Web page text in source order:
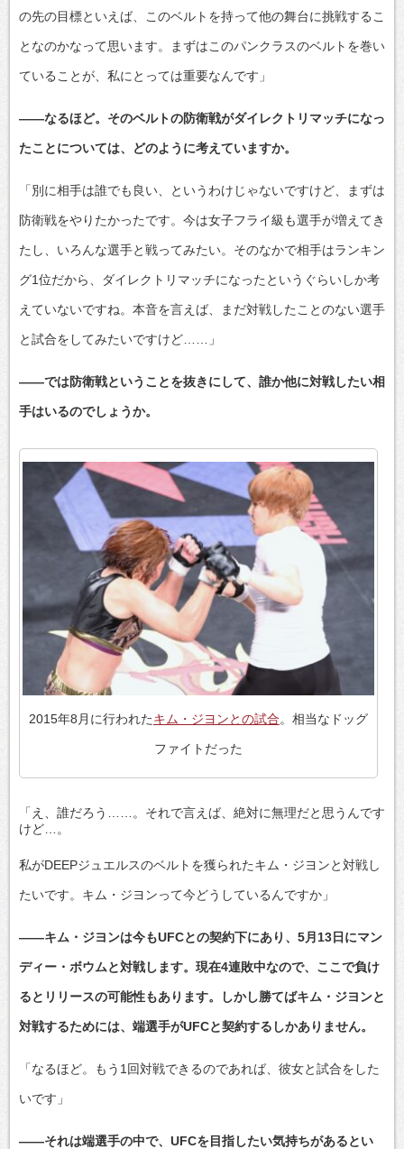
の先の目標といえば、このベルトを持って他の舞台に挑戦するこ
となのかなって思います。まずはこのパンクラスのベルトを巻い
ていることが、私にとっては重要なんです」
――なるほど。そのベルトの防衛戦がダイレクトリマッチになっ
たことについては、どのように考えていますか。
「別に相手は誰でも良い、というわけじゃないですけど、まずは
防衛戦をやりたかったです。今は女子フライ級も選手が増えてき
たし、いろんな選手と戦ってみたい。そのなかで相手はランキン
グ1位だから、ダイレクトリマッチになったというぐらいしか考
えていないですね。本音を言えば、まだ対戦したことのない選手
と試合をしてみたいですけど……」
――では防衛戦ということを抜きにして、誰か他に対戦したい相
手はいるのでしょうか。
2015年8月に行われたキム・ジヨンとの試合。相当なドッグ
ファイトだった
「え、誰だろう……。それで言えば、絶対に無理だと思うんです
けど…。
私がDEEPジュエルスのベルトを獲られたキム・ジヨンと対戦し
たいです。キム・ジヨンって今どうしているんですか」
――キム・ジヨンは今もUFCとの契約下にあり、5月13日にマン
ディー・ボウムと対戦します。現在4連敗中なので、ここで負け
るとリリースの可能性もあります。しかし勝てばキム・ジヨンと
対戦するためには、端選手がUFCと契約するしかありません。
「なるほど。もう1回対戦できるのであれば、彼女と試合をした
いです」
――それは端選手の中で、UFCを目指したい気持ちがあるとい